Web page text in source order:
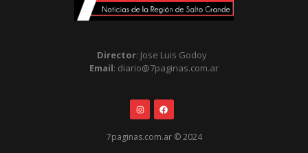
Director: Jose Luis Godoy
Email: diario@7paginas.com.ar
7paginas.com.ar © 2024